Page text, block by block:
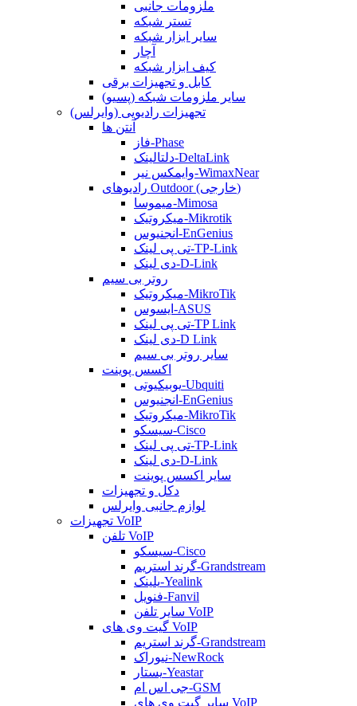
ملزومات جانبی
تستر شبکه
سایر ابزار شبکه
آچار
کیف ابزار شبکه
کابل و تجهیزات برقی
سایر ملزومات شبکه (پسیو)
تجهیزات رادیویی (وایرلس)
آنتن ها
فاز-Phase
دلتالینک-DeltaLink
وایمکس نیر-WimaxNear
رادیوهای Outdoor (خارجی)
میموسا-Mimosa
میکروتیک-Mikrotik
انجنیوس-EnGenius
تی پی لینک-TP-Link
دی لینک-D-Link
روتر بی سیم
میکروتیک-MikroTik
ایسوس-ASUS
تی پی لینک-TP Link
دی لینک-D Link
سایر روتر بی سیم
اکسس پوینت
یوبیکیوتی-Ubquiti
انجنیوس-EnGenius
میکروتیک-MikroTik
سیسکو-Cisco
تی پی لینک-TP-Link
دی لینک-D-Link
سایر اکسس پوینت
دکل و تجهیزات
لوازم جانبی وایرلس
تجهیزات VoIP
تلفن VoIP
سیسکو-Cisco
گرند استریم-Grandstream
یلینک-Yealink
فنویل-Fanvil
سایر تلفن VoIP
گیت وی های VoIP
گرند استریم-Grandstream
نیوراک-NewRock
یستار-Yeastar
جی اس ام-GSM
سایر گیت وی های VoIP